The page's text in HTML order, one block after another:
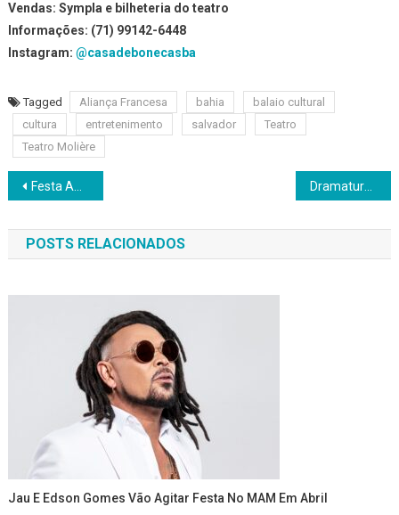
Vendas: Sympla e bilheteria do teatro
Informações: (71) 99142-6448
Instagram: @casadebonecasba
Tagged Aliança Francesa bahia
balaio cultural
cultura
entretenimento salvador
Teatro
Teatro Molière
Navegação
de
Post
Festa ANARRIÊ do MUDEIdeNOME no Solar Cunha Guedes Dramaturgia baiana protagoniza agenda do Teatro Gamboa nesta semana
POSTS RELACIONADOS
Jau E Edson Gomes Vão Agitar Festa No MAM Em Abril